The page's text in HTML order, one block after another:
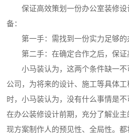
保证高效策划一份办公室装修设
备：
第一手：需找到一份实力足够的
第二手：在确定合作之后，保证
小马装认为，这两个条件缺一不
公司，为将来的设计、施工等具体
时，小马装认为，没有什么事情是不
在办公装修设计前期，充分了解业
现方案制作人的预见性、全局性。都